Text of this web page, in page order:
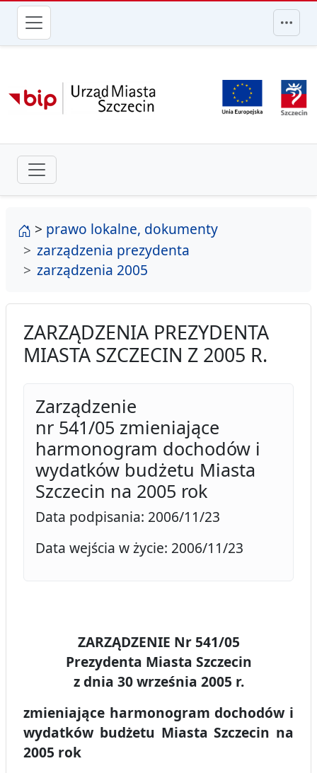
przejdź do głównego menu
strona główna
> prawo lokalne, dokumenty
zarządzenia prezydenta
zarządzenia 2005
ZARZĄDZENIA PREZYDENTA
MIASTA SZCZECIN Z 2005 R.
Zarządzenie
nr 541/05 zmieniające
harmonogram dochodów i
wydatków budżetu Miasta
Szczecin na 2005 rok
Data podpisania: 2006/11/23
Data wejścia w życie: 2006/11/23
ZARZĄDZENIE Nr 541/05
Prezydenta Miasta Szczecin
z dnia 30 września 2005 r.
zmieniające harmonogram dochodów i
wydatków budżetu Miasta Szczecin na
2005 rok